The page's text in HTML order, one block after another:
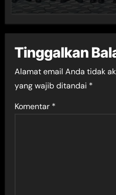
Tinggalkan
Alamat email Anda tidak
yang wajib ditandai *
Komentar *